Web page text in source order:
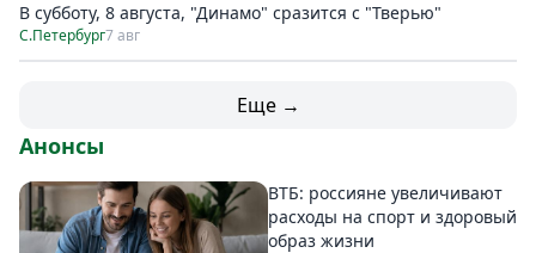
В субботу, 8 августа, "Динамо" сразится с "Тверью"
С.Петербург7 авг
Еще →
Анонсы
ВТБ: россияне увеличивают
расходы на спорт и здоровый
образ жизни